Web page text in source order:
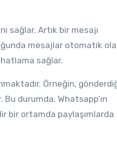
sağlar. Artık bir mesajı
mesajlar otomatik
sağlar.
Örneğin,
durumda, Whatsapp’ın
bir ortamda paylaşımlarda